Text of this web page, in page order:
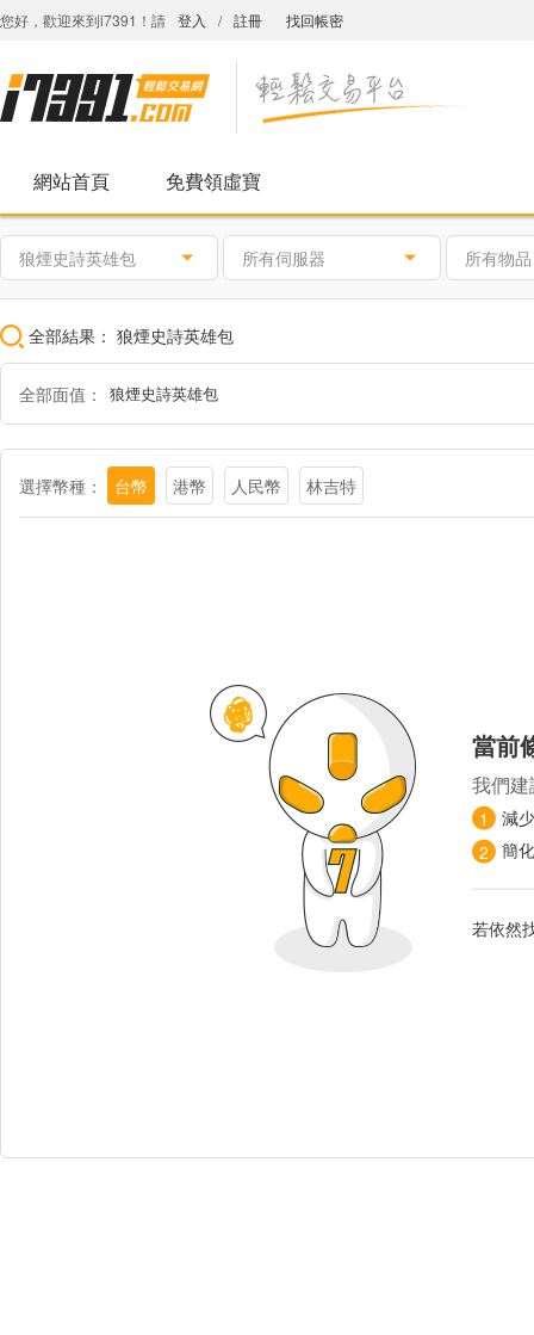
您好，歡迎來到i7391！請 登入 / 註冊 找回帳密
網站首頁 免費領虛寶
狼煙史詩英雄包 所有伺服器 所有物品
全部結果： 狼煙史詩英雄包
全部面值： 狼煙史詩英雄包
選擇幣種： 台幣 港幣 人民幣 林吉特
當前
我們
1
減
2 簡
若依然